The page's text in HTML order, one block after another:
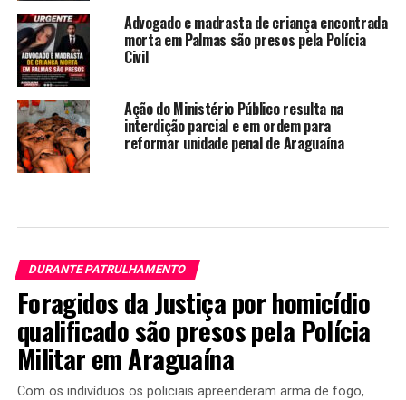
Advogado e madrasta de criança encontrada
morta em Palmas são presos pela Polícia
Civil
Ação do Ministério Público resulta na
interdição parcial e em ordem para
reformar unidade penal de Araguaína
DURANTE PATRULHAMENTO
Foragidos da Justiça por homicídio
qualificado são presos pela Polícia
Militar em Araguaína
Com os indivíduos os policiais apreenderam arma de fogo,